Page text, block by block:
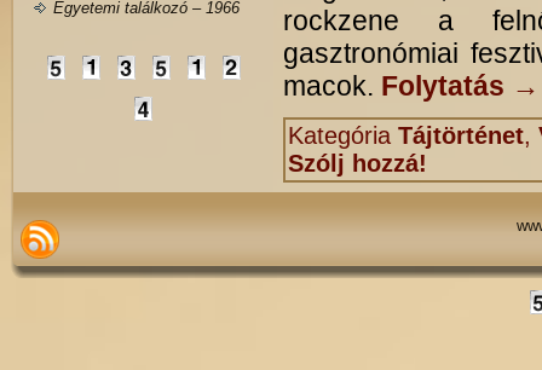
Egyetemi találkozó – 1966
rockzene a
gasztronómiai
macok. Folytatás →
Kategória Tájtörténet,
Szólj hozzá!